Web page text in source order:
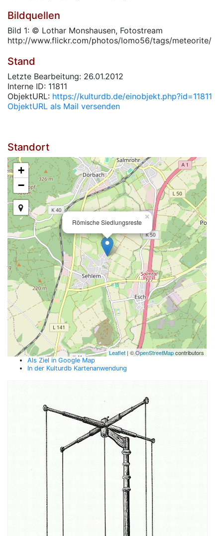
Bildquellen
Bild 1: © Lothar Monshausen, Fotostream
http://www.flickr.com/photos/lomo56/tags/meteorite/
Stand
Letzte Bearbeitung: 26.01.2012
Interne ID: 11811
ObjektURL: https://kulturdb.de/einobjekt.php?id=11811
ObjektURL als Mail versenden
Standort
Römische Siedlungsreste
×
+
−
Leaflet | ©OpenStreetMapcontributors
Als Ziel in Google Map
In der Kulturdb Kartenanwendung